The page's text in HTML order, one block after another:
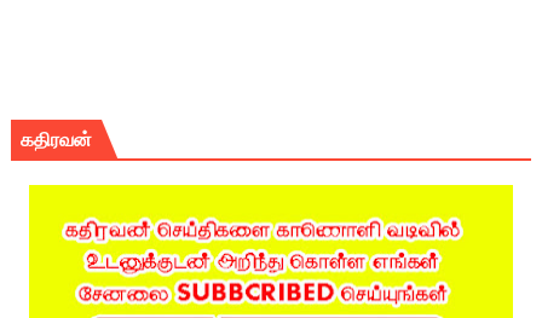
கதிரவன்